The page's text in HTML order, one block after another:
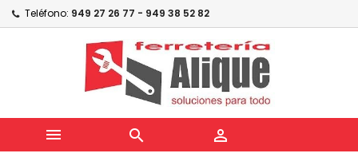
Teléfono: 949 27 26 77 - 949 38 52 82
  